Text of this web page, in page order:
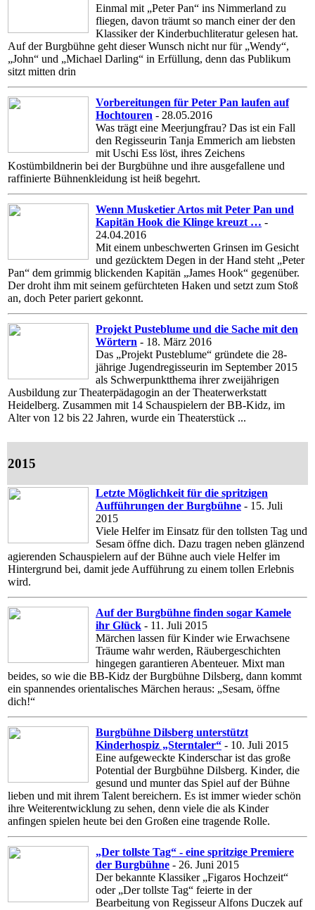
Einmal mit „Peter Pan“ ins Nimmerland zu
fliegen, davon träumt so manch einer der den
Klassiker der Kinderbuchliteratur gelesen hat.
Auf der Burgbühne geht dieser Wunsch nicht nur für „Wendy“,
„John“ und „Michael Darling“ in Erfüllung, denn das Publikum
sitzt mitten drin
Vorbereitungen für Peter Pan laufen auf
Hochtouren - 28.05.2016
Was trägt eine Meerjungfrau? Das ist ein Fall
den Regisseurin Tanja Emmerich am liebsten
mit Uschi Ess löst, ihres Zeichens
Kostümbildnerin bei der Burgbühne und ihre ausgefallene und
raffinierte Bühnenkleidung ist heiß begehrt.
Wenn Musketier Artos mit Peter Pan und
Kapitän Hook die Klinge kreuzt … -
24.04.2016
Mit einem unbeschwerten Grinsen im Gesicht
und gezücktem Degen in der Hand steht „Peter
Pan“ dem grimmig blickenden Kapitän „James Hook“ gegenüber.
Der droht ihm mit seinem gefürchteten Haken und setzt zum Stoß
an, doch Peter pariert gekonnt.
Projekt Pusteblume und die Sache mit den
Wörtern - 18. März 2016
Das „Projekt Pusteblume“ gründete die 28-
jährige Jugendregisseurin im September 2015
als Schwerpunktthema ihrer zweijährigen
Ausbildung zur Theaterpädagogin an der Theaterwerkstatt
Heidelberg. Zusammen mit 14 Schauspielern der BB-Kidz, im
Alter von 12 bis 22 Jahren, wurde ein Theaterstück ...
2015
Letzte Möglichkeit für die spritzigen
Aufführungen der Burgbühne - 15. Juli
2015
Viele Helfer im Einsatz für den tollsten Tag und
Sesam öffne dich. Dazu tragen neben glänzend
agierenden Schauspielern auf der Bühne auch viele Helfer im
Hintergrund bei, damit jede Aufführung zu einem tollen Erlebnis
wird.
Auf der Burgbühne finden sogar Kamele
ihr Glück - 11. Juli 2015
Märchen lassen für Kinder wie Erwachsene
Träume wahr werden, Räubergeschichten
hingegen garantieren Abenteuer. Mixt man
beides, so wie die BB-Kidz der Burgbühne Dilsberg, dann kommt
ein spannendes orientalisches Märchen heraus: „Sesam, öffne
dich!“
Burgbühne Dilsberg unterstützt
Kinderhospiz „Sterntaler“ - 10. Juli 2015
Eine aufgeweckte Kinderschar ist das große
Potential der Burgbühne Dilsberg. Kinder, die
gesund und munter das Spiel auf der Bühne
lieben und mit ihrem Talent bereichern. Es ist immer wieder schön
ihre Weiterentwicklung zu sehen, denn viele die als Kinder
anfingen spielen heute bei den Großen eine tragende Rolle.
„Der tollste Tag“ - eine spritzige Premiere
der Burgbühne - 26. Juni 2015
Der bekannte Klassiker „Figaros Hochzeit“
oder „Der tollste Tag“ feierte in der
Bearbeitung von Regisseur Alfons Duczek auf